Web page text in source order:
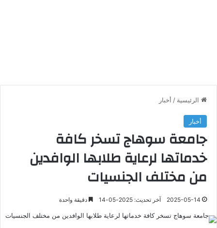
الرئيسية / أخبار
أخبار
جامعة سوهاج تسخر كافة
خدماتها لرعاية طلابها الوافدين
من مختلف الجنسيات
2025-05-14 آخر تحديث: 2025-05-14 دقيقة واحدة